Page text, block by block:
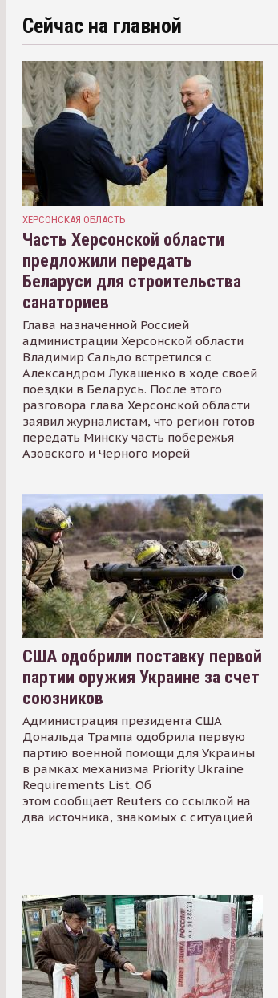
Сейчас на главной
ХЕРСОНСКАЯ ОБЛАСТЬ
Часть Херсонской области
предложили передать
Беларуси для строительства
санаториев
Глава назначенной Россией
администрации Херсонской области
Владимир Сальдо встретился с
Александром Лукашенко в ходе своей
поездки в Беларусь. После этого
разговора глава Херсонской области
заявил журналистам, что регион готов
передать Минску часть побережья
Азовского и Черного морей
США одобрили поставку первой
партии оружия Украине за счет
союзников
Администрация президента США
Дональда Трампа одобрила первую
партию военной помощи для Украины
в рамках механизма Priority Ukraine
Requirements List. Об
этом сообщает Reuters со ссылкой на
два источника, знакомых с ситуацией